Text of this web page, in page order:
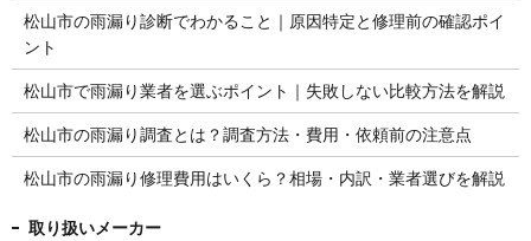
松山市の雨漏り診断でわかること｜原因特定と修理前の確認ポイ
ント
松山市で雨漏り業者を選ぶポイント｜失敗しない比較方法を解説
松山市の雨漏り調査とは？調査方法・費用・依頼前の注意点
松山市の雨漏り修理費用はいくら？相場・内訳・業者選びを解説